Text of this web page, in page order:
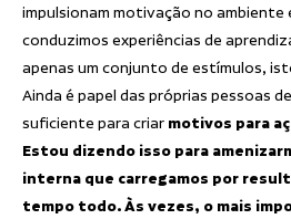
impulsionam motivação no ambiente
conduzimos experiências de
apenas um conjunto de estímulos,
Ainda é papel das próprias pessoas
suficiente para criar motivos para
Estou dizendo isso para
interna que carregamos por
tempo todo. Às vezes, o mais